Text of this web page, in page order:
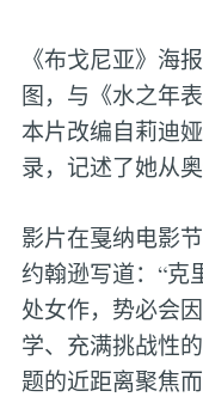
《布戈尼亚》海
图，与《水之年
本片改编自莉迪
录，记述了她从
影片在戛纳电影
约翰逊写道：“克
处女作，势必会
学、充满挑战性
题的近距离聚焦